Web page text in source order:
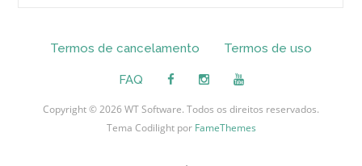
Termos de cancelamento Termos de uso
FAQ
Copyright © 2026 WT Software. Todos os direitos reservados.
Tema Codilight por FameThemes